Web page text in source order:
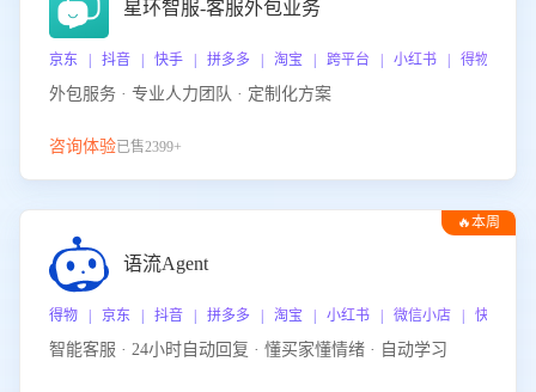
星环智服-客服外包业务
京东 | 抖音 | 快手 | 拼多多 | 淘宝 | 跨平台 | 小红书 | 得物 | 企
外包服务 · 专业人力团队 · 定制化方案
咨询体验已售2399+
🔥本周
语流Agent
得物 | 京东 | 抖音 | 拼多多 | 淘宝 | 小红书 | 微信小店 | 快手 |
智能客服 · 24小时自动回复 · 懂买家懂情绪 · 自动学习